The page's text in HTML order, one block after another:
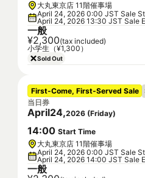
大丸東京店 11階催事場
April 24, 2026 0:00 JST Sale
April 24, 2026 13:30 JST Sale
一般
¥2,300(tax included)
小学生（¥1,300）
Sold Out
First-Come, First-Served Sale
当日券
April24,2026 (Friday)
14:00 Start Time
大丸東京店 11階催事場
April 24, 2026 0:00 JST Sale
April 24, 2026 14:00 JST Sale
一般